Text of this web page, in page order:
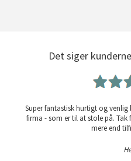
Det siger
Super fantastisk hurtigt og
firma - som er til at stole på. Tak
mere end